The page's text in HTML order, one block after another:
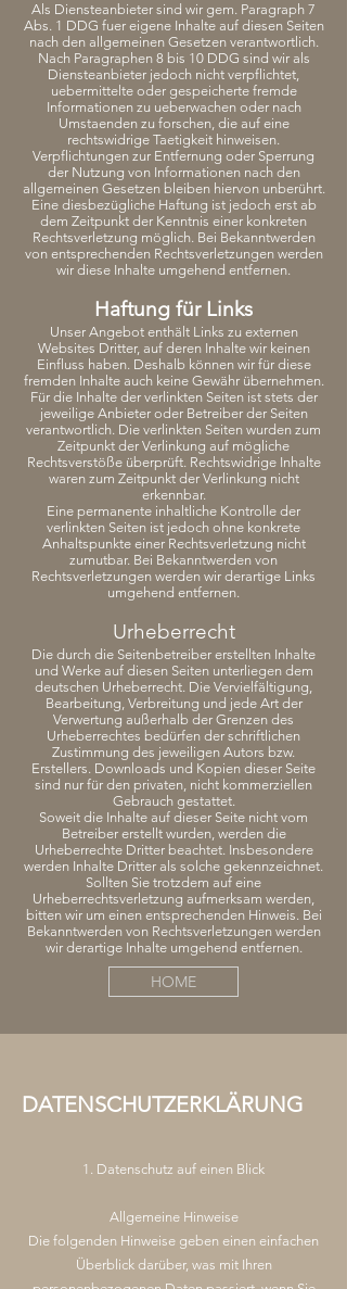
Als Diensteanbieter sind wir gem. Paragraph 7
Abs. 1 DDG fuer eigene Inhalte auf diesen Seiten
nach den allgemeinen Gesetzen verantwortlich.
Nach Paragraphen 8 bis 10 DDG sind wir als
Diensteanbieter jedoch nicht verpflichtet,
uebermittelte oder gespeicherte fremde
Informationen zu ueberwachen oder nach
Umstaenden zu forschen, die auf eine
rechtswidrige Taetigkeit hinweisen.
Verpflichtungen zur Entfernung oder Sperrung
der Nutzung von Informationen nach den
allgemeinen Gesetzen bleiben hiervon unberührt.
Eine diesbezügliche Haftung ist jedoch erst ab
dem Zeitpunkt der Kenntnis einer konkreten
Rechtsverletzung möglich. Bei Bekanntwerden
von entsprechenden Rechtsverletzungen werden
wir diese Inhalte umgehend entfernen.
Haftung für Links
Unser Angebot enthält Links zu externen
Websites Dritter, auf deren Inhalte wir keinen
Einfluss haben. Deshalb können wir für diese
fremden Inhalte auch keine Gewähr übernehmen.
Für die Inhalte der verlinkten Seiten ist stets der
jeweilige Anbieter oder Betreiber der Seiten
verantwortlich. Die verlinkten Seiten wurden zum
Zeitpunkt der Verlinkung auf mögliche
Rechtsverstöße überprüft. Rechtswidrige Inhalte
waren zum Zeitpunkt der Verlinkung nicht
erkennbar.
Eine permanente inhaltliche Kontrolle der
verlinkten Seiten ist jedoch ohne konkrete
Anhaltspunkte einer Rechtsverletzung nicht
zumutbar. Bei Bekanntwerden von
Rechtsverletzungen werden wir derartige Links
umgehend entfernen.
Urheberrecht
Die durch die Seitenbetreiber erstellten Inhalte
und Werke auf diesen Seiten unterliegen dem
deutschen Urheberrecht. Die Vervielfältigung,
Bearbeitung, Verbreitung und jede Art der
Verwertung außerhalb der Grenzen des
Urheberrechtes bedürfen der schriftlichen
Zustimmung des jeweiligen Autors bzw.
Erstellers. Downloads und Kopien dieser Seite
sind nur für den privaten, nicht kommerziellen
Gebrauch gestattet.
Soweit die Inhalte auf dieser Seite nicht vom
Betreiber erstellt wurden, werden die
Urheberrechte Dritter beachtet. Insbesondere
werden Inhalte Dritter als solche gekennzeichnet.
Sollten Sie trotzdem auf eine
Urheberrechtsverletzung aufmerksam werden,
bitten wir um einen entsprechenden Hinweis. Bei
Bekanntwerden von Rechtsverletzungen werden
wir derartige Inhalte umgehend entfernen.
HOME
DATENSCHUTZERKLÄRUNG
1. Datenschutz auf einen Blick
Allgemeine Hinweise
Die folgenden Hinweise geben einen einfachen
Überblick darüber, was mit Ihren